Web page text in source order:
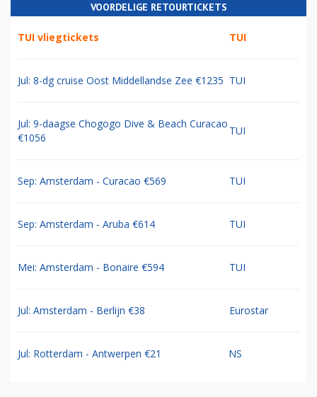
VOORDELIGE RETOURTICKETS
TUI vliegtickets TUI
Jul: 8-dg cruise Oost Middellandse Zee €1235 TUI
Jul: 9-daagse Chogogo Dive & Beach Curacao
€1056
TUI
Sep: Amsterdam - Curacao €569 TUI
Sep: Amsterdam - Aruba €614 TUI
Mei: Amsterdam - Bonaire €594 TUI
Jul: Amsterdam - Berlijn €38 Eurostar
Jul: Rotterdam - Antwerpen €21 NS